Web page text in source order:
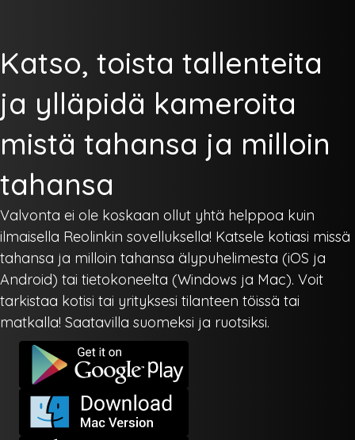
Katso, toista tallenteita
ja ylläpidä kameroita
mistä tahansa ja milloin
tahansa
Valvonta ei ole koskaan ollut yhtä helppoa kuin
ilmaisella Reolinkin sovelluksella! Katsele kotiasi missä
tahansa ja milloin tahansa älypuhelimesta (iOS ja
Android) tai tietokoneelta (Windows ja Mac). Voit
tarkistaa kotisi tai yrityksesi tilanteen töissä tai
matkalla! Saatavilla suomeksi ja ruotsiksi.